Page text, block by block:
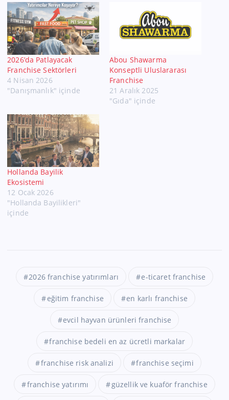
2026’da Patlayacak
Franchise Sektörleri
4 Nisan 2026
"Danışmanlık" içinde
Abou Shawarma
Konseptli Uluslararası
Franchise
21 Aralık 2025
"Gıda" içinde
Hollanda Bayilik
Ekosistemi
12 Ocak 2026
"Hollanda Bayilikleri"
içinde
2026 franchise yatırımları e-ticaret franchise
eğitim franchise en karlı franchise
evcil hayvan ürünleri franchise
franchise bedeli en az ücretli markalar
franchise risk analizi franchise seçimi
franchise yatırımı güzellik ve kuaför franchise